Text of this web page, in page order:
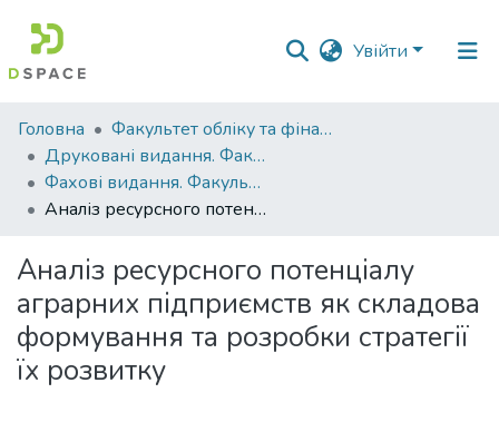
Увійти
Фонди
та
зібрання
Пошук за критеріями
Статистика
Головна
Факультет обліку та фінансів
Друковані видання. Факультет обліку та фінансів
Фахові видання. Факультет обліку та фінансів
Аналіз ресурсного потенціалу аграрних підприємств як складова формування та розробки стратегії їх розвитку
Аналіз ресурсного потенціалу
аграрних підприємств як складова
формування та розробки стратегії
їх розвитку